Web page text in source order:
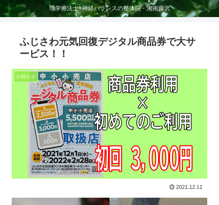
理学療法士×神経バランスの整体院・湘南藤沢
ふじさわ元気回復デジタル商品券で大サ
ービス！！
お知らせ
2021.12.11